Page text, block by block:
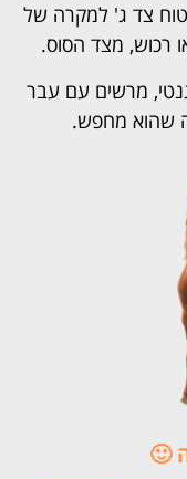
צד ג' למקרה של
רכוש, מצד הסוס.
מרשים עם עבר
שהוא מחפש.
🙂